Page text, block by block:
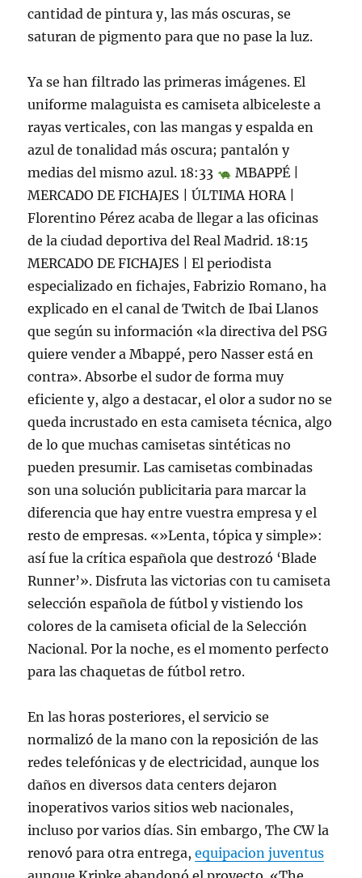
cantidad de pintura y, las más oscuras, se
saturan de pigmento para que no pase la luz.
Ya se han filtrado las primeras imágenes. El
uniforme malaguista es camiseta albiceleste a
rayas verticales, con las mangas y espalda en
azul de tonalidad más oscura; pantalón y
medias del mismo azul. 18:33
MBAPPÉ |
MERCADO DE FICHAJES | ÚLTIMA HORA |
Florentino Pérez acaba de llegar a las oficinas
de la ciudad deportiva del Real Madrid. 18:15
MERCADO DE FICHAJES | El periodista
especializado en fichajes, Fabrizio Romano, ha
explicado en el canal de Twitch de Ibai Llanos
que según su información «la directiva del PSG
quiere vender a Mbappé, pero Nasser está en
contra». Absorbe el sudor de forma muy
eficiente y, algo a destacar, el olor a sudor no se
queda incrustado en esta camiseta técnica, algo
de lo que muchas camisetas sintéticas no
pueden presumir. Las camisetas combinadas
son una solución publicitaria para marcar la
diferencia que hay entre vuestra empresa y el
resto de empresas. «»Lenta, tópica y simple»:
así fue la crítica española que destrozó ‘Blade
Runner’». Disfruta las victorias con tu camiseta
selección española de fútbol y vistiendo los
colores de la camiseta oficial de la Selección
Nacional. Por la noche, es el momento perfecto
para las chaquetas de fútbol retro.
En las horas posteriores, el servicio se
normalizó de la mano con la reposición de las
redes telefónicas y de electricidad, aunque los
daños en diversos data centers dejaron
inoperativos varios sitios web nacionales,
incluso por varios días. Sin embargo, The CW la
renovó para otra entrega,equipacion juventus